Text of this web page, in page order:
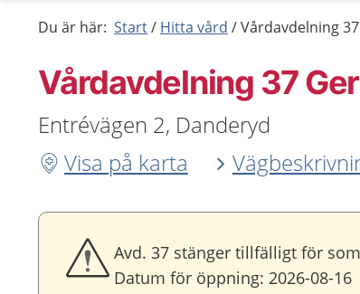
Du är här: Start Hitta vård Vårdavdelning
Vårdavdelning 37
Entrévägen 2, Danderyd
Visa på karta
Avd. 37 stänger tillfälligt för
Datum för öppning: 2026-08-16